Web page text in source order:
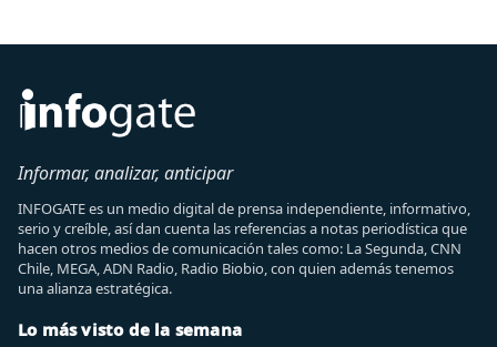
Informar, analizar, anticipar
INFOGATE es un medio digital de prensa independiente, informativo,
serio y creíble, así dan cuenta las referencias a notas periodística que
hacen otros medios de comunicación tales como: La Segunda, CNN
Chile, MEGA, ADN Radio, Radio Biobio, con quien además tenemos
una alianza estratégica.
Lo más visto de la semana